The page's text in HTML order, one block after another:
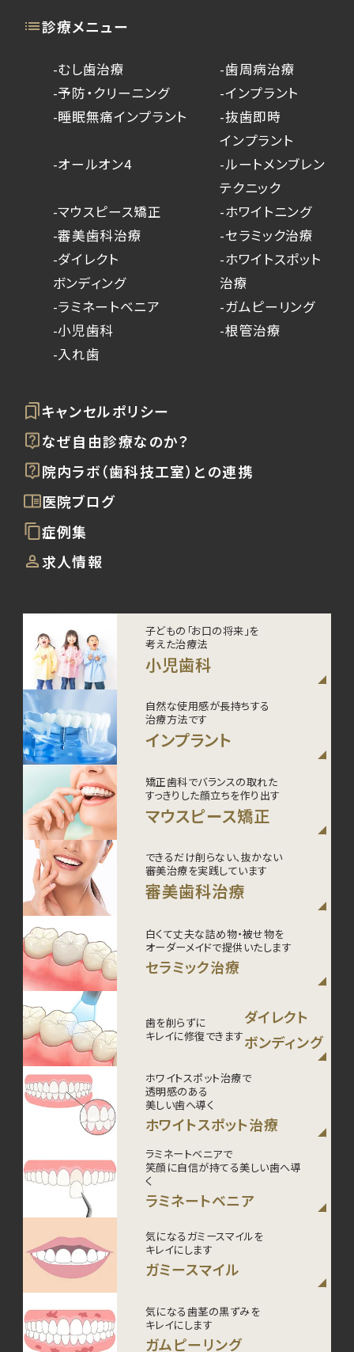
診療メニュー
-むし歯治療
-歯周病治療
-予防・クリーニング
-インプラント
-睡眠無痛インプラント
-抜歯即時
インプラント
-オールオン4
-ルートメンブレン
テクニック
-マウスピース矯正
-ホワイトニング
-審美歯科治療
-セラミック治療
-ダイレクト
ボンディング
-ホワイトスポット
治療
-ラミネートベニア
-ガムピーリング
-小児歯科
-根管治療
-入れ歯
キャンセルポリシー
なぜ自由診療なのか？
院内ラボ（歯科技工室）との連携
医院ブログ
症例集
求人情報
子どもの「お口の将来」を
考えた治療法
小児歯科
自然な使用感が長持ちする
治療方法です
インプラント
矯正歯科でバランスの取れた
すっきりした顔立ちを作り出す
マウスピース矯正
できるだけ削らない、抜かない
審美治療を実践しています
審美歯科治療
白くて丈夫な詰め物・被せ物を
オーダーメイドで提供いたします
セラミック治療
歯を削らずに
キレイに修復できます
ダイレクト
ボンディング
ホワイトスポット治療で
透明感のある
美しい歯へ導く
ホワイトスポット治療
ラミネートベニアで
笑顔に自信が持てる美しい歯へ導
く
ラミネートベニア
気になるガミースマイルを
キレイにします
ガミースマイル
気になる歯茎の黒ずみを
キレイにします
ガムピーリング